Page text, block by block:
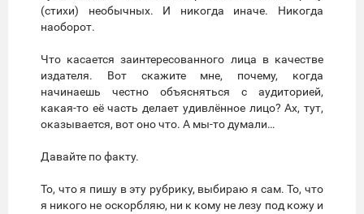
(стихи) необычных. И никогда иначе. Никогда
наоборот.
Что касается заинтересованного лица в качестве
издателя. Вот скажите мне, почему, когда
начинаешь честно объясняться с аудиторией,
какая-то её часть делает удивлённое лицо? Ах, тут,
оказывается, вот оно что. А мы-то думали…
Давайте по факту.
То, что я пишу в эту рубрику, выбираю я сам. То, что
я никого не оскорбляю, ни к кому не лезу под кожу и